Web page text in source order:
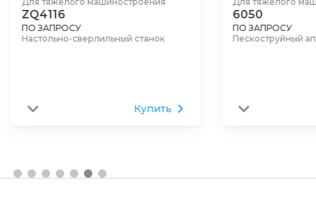
станок
Купить
Пескоструйный аппарат
Купить